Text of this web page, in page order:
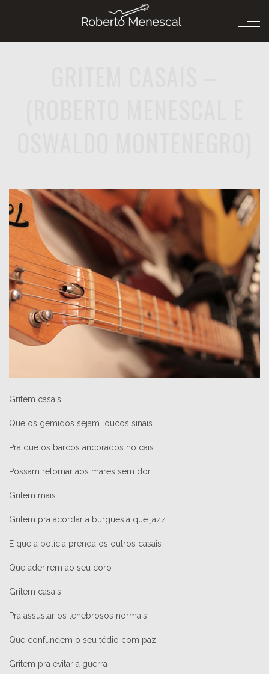
Gritem casais
Que os gemidos sejam loucos sinais
Pra que os barcos ancorados no cais
Possam retornar aos mares sem dor
Gritem mais
Gritem pra acordar a burguesia que jazz
E que a polícia prenda os outros casais
Que aderirem ao seu coro
Gritem casais
Pra assustar os tenebrosos normais
Que confundem o seu tédio com paz
Gritem pra evitar a guerra